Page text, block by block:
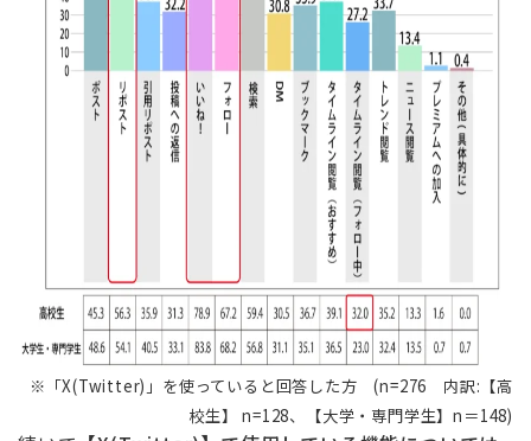
※「X(Twitter)」を使っていると回答した方 (n=276 内訳:【高
校生】 n=128、【大学・専門学生】n ＝148)